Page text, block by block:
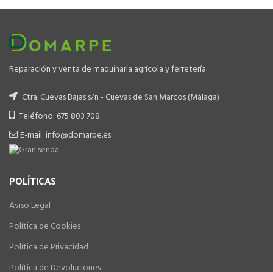
Reparación y venta de maquinaria agrícola y ferretería
Ctra. Cuevas Bajas s/n - Cuevas de San Marcos (Málaga)
Teléfono: 675 803 708
E-mail: info@domarpe.es
POLÍTICAS
Aviso Legal
Política de Cookies
Política de Privacidad
Política de Devoluciones